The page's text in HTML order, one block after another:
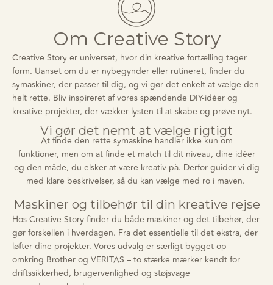
Om Creative Story
Creative Story er universet, hvor din kreative fortælling tager
form. Uanset om du er nybegynder eller rutineret, finder du
symaskiner, der passer til dig, og vi gør det enkelt at vælge den
helt rette. Bliv inspireret af vores spændende DIY-idéer og
kreative projekter, der vækker lysten til at skabe og prøve nyt.
Vi gør det nemt at vælge rigtigt
At finde den rette symaskine handler ikke kun om
funktioner, men om at finde et match til dit niveau, dine idéer
og den måde, du elsker at være kreativ på. Derfor guider vi dig
med klare beskrivelser, så du kan vælge med ro i maven.
Maskiner og tilbehør til din kreative rejse
Hos Creative Story finder du både maskiner og det tilbehør, der
gør forskellen i hverdagen. Fra det essentielle til det ekstra, der
løfter dine projekter. Vores udvalg er særligt bygget op
omkring Brotherog VERITAS – to stærke mærker kendt for
driftssikkerhed, brugervenlighed og støjsvage